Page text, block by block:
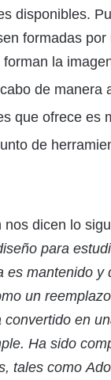
disponibles.
formadas
la
de manera
que ofrece es
de
dicen lo
para
mantenido y
un
en
Ha sido
tales como